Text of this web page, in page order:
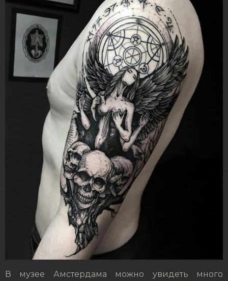
В музее Амстердама можно увидеть много